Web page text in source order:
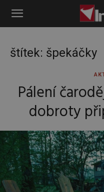
Instinkt
štítek: špekáčky
Pálení
dobroty